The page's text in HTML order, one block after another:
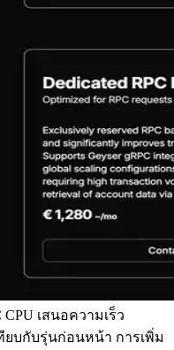
เสนอความเร็ว
ยบกับรุ่นก่อนหน้า การเพิ่ม